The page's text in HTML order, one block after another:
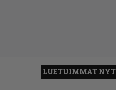
LUETUIMMAT NYT